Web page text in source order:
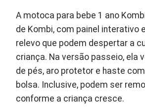
A motoca para bebe 1 ano
de Kombi, com painel interativo
relevo que podem despertar a
criança. Na versão passeio, ela
de pés, aro protetor e haste
bolsa. Inclusive, podem ser
conforme a criança cresce.